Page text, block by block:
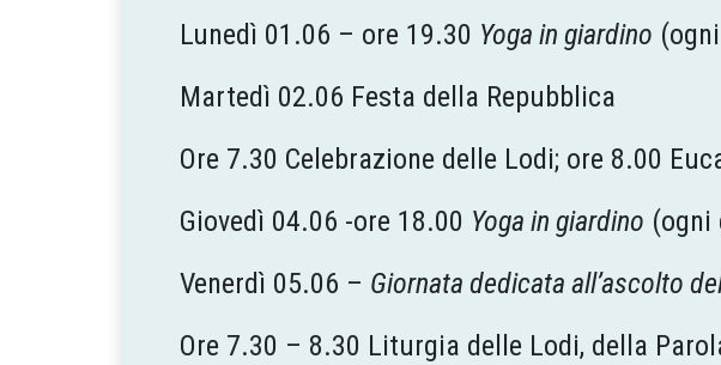
Lunedì 01.06 – ore 19.30 Yoga in giardino
Martedì 02.06 Festa della Repubblica
Ore 7.30 Celebrazione delle Lodi; ore 8.00
Giovedì 04.06 -ore 18.00 Yoga in giardino (ogni
Venerdì 05.06 – Giornata dedicata all’ascolto
Ore 7.30 – 8.30 Liturgia delle Lodi, della